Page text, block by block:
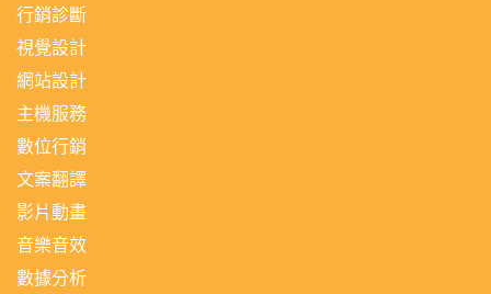
行銷診斷
視覺設計
網站設計
主機服務
數位行銷
文案翻譯
影片動畫
音樂音效
數據分析